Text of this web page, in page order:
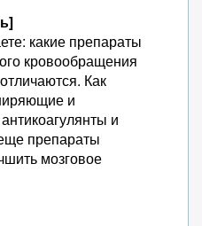
какие препараты
кровообращения
Как
и
и
препараты
мозговое